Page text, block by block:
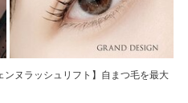
ヌラッシュリフト】自まつ毛を最大